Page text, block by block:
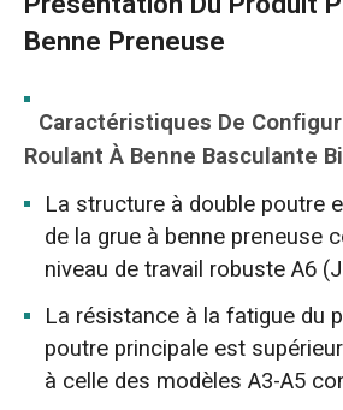
Benne Preneuse
Caractéristiques De
Roulant À Benne Basculante
La structure à double poutre
de la grue à benne preneuse
niveau de travail robuste A6
La résistance à la fatigue du
poutre principale est
à celle des modèles A3-A5